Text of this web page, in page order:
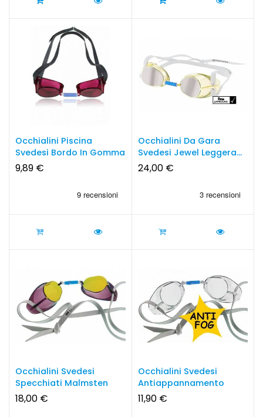
Occhialini Piscina
Svedesi Bordo In Gomma
Dark...
9,89 €
Occhialini Da Gara
Svedesi Jewel Leggera...
24,00 €
Occhialini Svedesi
Specchiati Malmsten
18,00 €
Occhialini Svedesi
Antiappannamento
Malmsten
11,90 €